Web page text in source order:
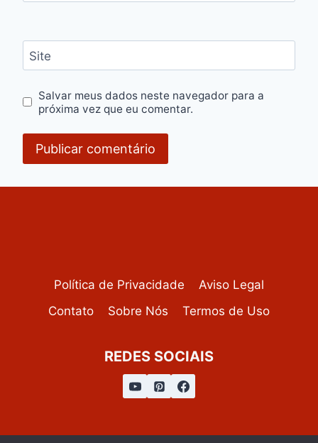
Site
Salvar meus dados neste navegador para a
próxima vez que eu comentar.
Política de Privacidade
Aviso Legal
Contato
Sobre Nós Termos de Uso
REDES SOCIAIS